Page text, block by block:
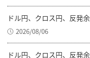
ドル円、クロス円、反発
2026/08/06
ドル円、クロス円、反発